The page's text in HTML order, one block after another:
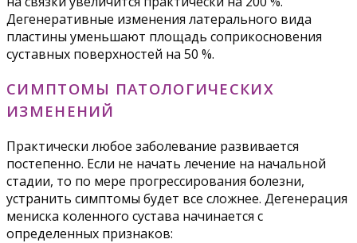
Дегенеративные изменения латерального вида
пластины уменьшают площадь соприкосновения
суставных поверхностей на 50 %.
СИМПТОМЫ ПАТОЛОГИЧЕСКИХ
ИЗМЕНЕНИЙ
Практически любое заболевание развивается
постепенно. Если не начать лечение на начальной
стадии, то по мере прогрессирования болезни,
устранить симптомы будет все сложнее. Дегенерация
мениска коленного сустава начинается с
определенных признаков: